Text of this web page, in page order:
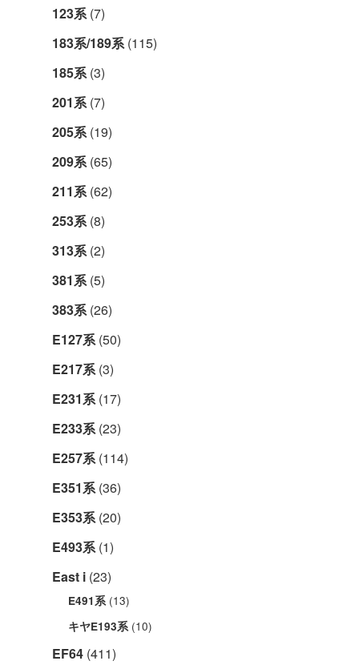
123系(7)
183系/189系(115)
185系(3)
201系(7)
205系(19)
209系(65)
211系(62)
253系(8)
313系(2)
381系(5)
383系(26)
E127系(50)
E217系(3)
E231系(17)
E233系(23)
E257系(114)
E351系(36)
E353系(20)
E493系(1)
East i (23)
E491系 (13)
キヤE193系 (10)
EF64 (411)